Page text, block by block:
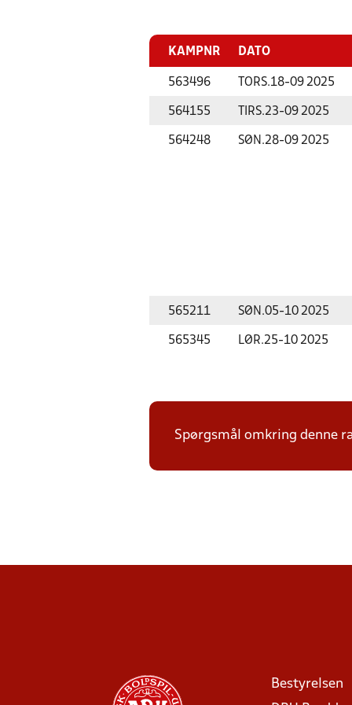
KAMPNR DATO
563496 TORS.18-09 2025
564155 TIRS.23-09 2025
564248 SØN.28-09 2025
565211 SØN.05-10 2025
565345 LØR.25-10 2025
Spørgsmål omkring denne
Bestyrelsen